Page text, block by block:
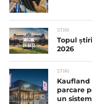
STIRI
Topul
2026
STIRI
parcare
un